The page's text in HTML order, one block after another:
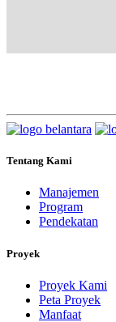
Tentang Kami
Manajemen
Program
Pendekatan
Proyek
Proyek Kami
Peta Proyek
Manfaat